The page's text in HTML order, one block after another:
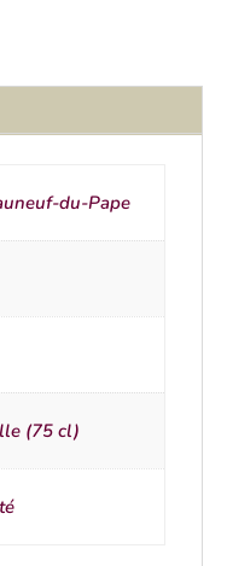
du-Pape
(75 cl)